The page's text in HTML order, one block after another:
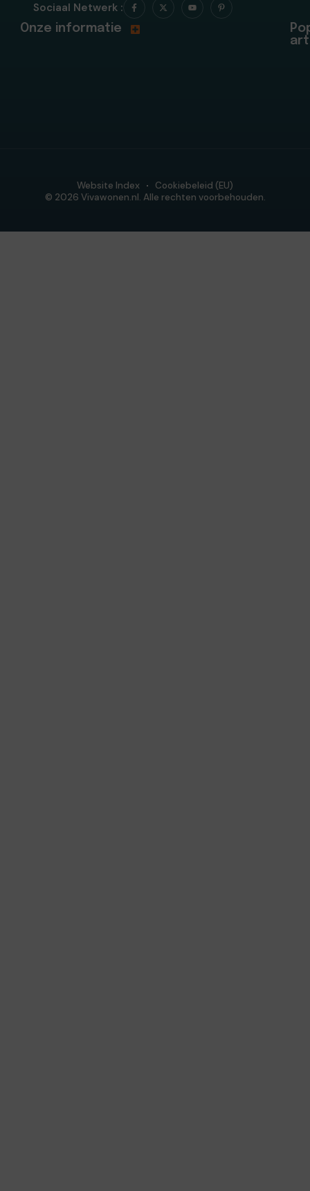
Sociaal Netwerk :
Onze informatie
© 2026 Vivawonen.nl. Alle rechten voorbehouden.
Website Index Cookiebeleid (EU)